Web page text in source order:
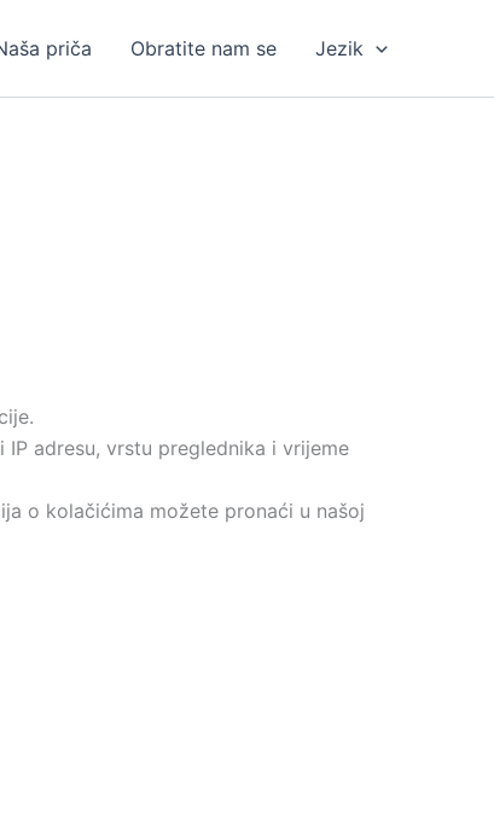
priča Obratite nam se Jezik
adresu, vrstu preglednika i vrijeme
o kolačićima možete pronaći u našoj